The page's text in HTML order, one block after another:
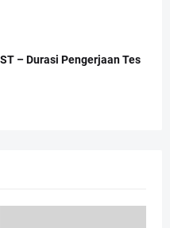
– Durasi Pengerjaan Tes